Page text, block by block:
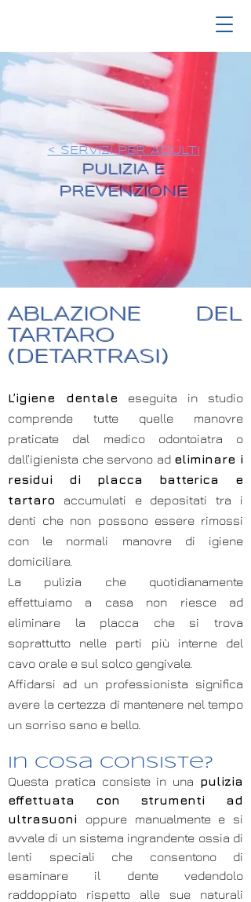
< SERVIZI PER ADULTI
PULIZIA E
PREVENZIONE
ABLAZIONE DEL
TARTARO
(DETARTRASI)
L’igiene dentale eseguita in studio
comprende tutte quelle manovre
praticate dal medico odontoiatra o
dall’igienista che servono ad eliminare i
residui di placca batterica e
tartaro
accumulati e depositati tra i
denti che non possono essere rimossi
con le normali manovre di igiene
domiciliare.
La pulizia che quotidianamente
effettuiamo a casa non riesce ad
eliminare la placca che si trova
soprattutto nelle parti più interne del
cavo orale e sul solco gengivale.
Affidarsi ad un professionista significa
avere la certezza di mantenere nel tempo
un sorriso sano e bello.
In cosa consiste?
Questa pratica consiste in una pulizia
effettuata con strumenti ad
ultrasuoni oppure manualmente e si
avvale di un sistema ingrandente ossia di
lenti speciali che consentono di
esaminare il dente vedendolo
raddoppiato rispetto alle sue naturali